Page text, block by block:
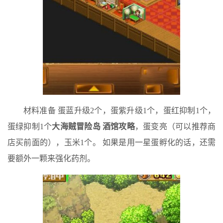
材料准备 蛋蓝升级2个，蛋紫升级1个，蛋红抑制1个，
蛋绿抑制1个大海贼冒险岛 酒馆攻略，蛋变亮（可以推荐商
店买前面的），玉米1个。 如果是用一星蛋孵化的话，还需
要额外一颗来强化药剂。